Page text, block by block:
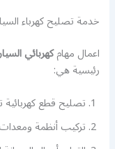
خدمة تصليح كهرباء
اعمال مهامكهربائي
رئيسية هي:
تصليح قطع
تركيب أنظمة